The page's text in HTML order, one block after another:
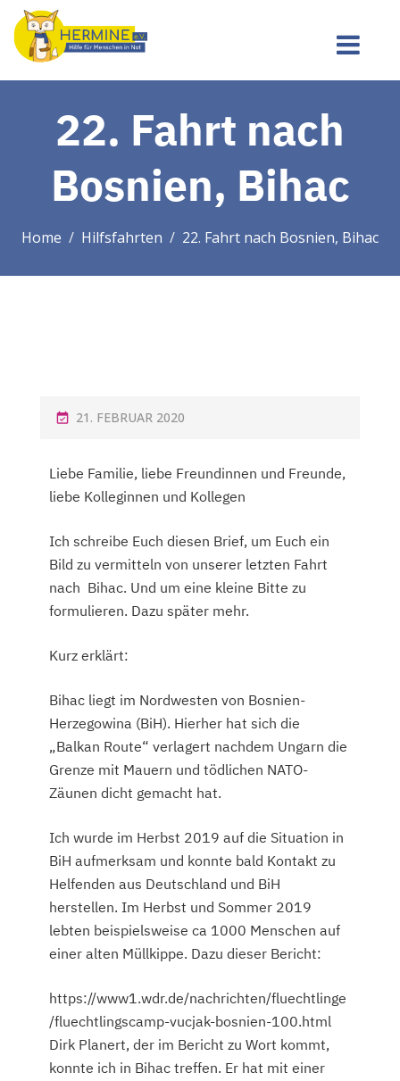
22. Fahrt nach
Bosnien, Bihac
Home Hilfsfahrten 22. Fahrt nach Bosnien, Bihac
21. FEBRUAR 2020
Liebe Familie, liebe Freundinnen und Freunde,
liebe Kolleginnen und Kollegen
Ich schreibe Euch diesen Brief, um Euch ein
Bild zu vermitteln von unserer letzten Fahrt
nach Bihac. Und um eine kleine Bitte zu
formulieren. Dazu später mehr.
Kurz erklärt:
Bihac liegt im Nordwesten von Bosnien-
Herzegowina (BiH). Hierher hat sich die
„Balkan Route“ verlagert nachdem Ungarn die
Grenze mit Mauern und tödlichen NATO-
Zäunen dicht gemacht hat.
Ich wurde im Herbst 2019 auf die Situation in
BiH aufmerksam und konnte bald Kontakt zu
Helfenden aus Deutschland und BiH
herstellen. Im Herbst und Sommer 2019
lebten beispielsweise ca 1000 Menschen auf
einer alten Müllkippe. Dazu dieser Bericht:
https://www1.wdr.de/nachrichten/fluechtlinge
/fluechtlingscamp-vucjak-bosnien-100.html
Dirk Planert, der im Bericht zu Wort kommt,
konnte ich in Bihac treffen. Er hat mit einer